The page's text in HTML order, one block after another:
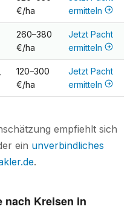
€/ha
ermitteln
260–380
€/ha
Jetzt Pacht
ermitteln
120–300
€/ha
Jetzt Pacht
ermitteln
empfiehlt sich
ein unverbindliches
.
nach Kreisen in